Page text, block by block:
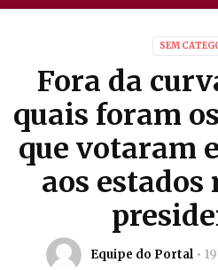
SEM
Fora da
quais foram
que votaram
aos
Equipe do Portal